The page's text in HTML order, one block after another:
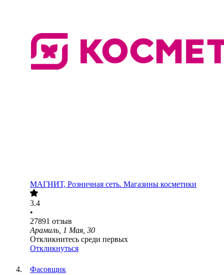
МАГНИТ, Розничная сеть. Магазины косметики
3.4
•
27891 отзыв
Арамиль, 1 Мая, 30
Откликнитесь среди первых
Откликнуться
Фасовщик